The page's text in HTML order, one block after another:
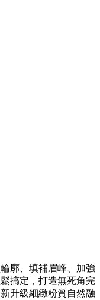
廓、填補眉峰、加強
搞定，打造無死角完
升級細緻粉質自然融